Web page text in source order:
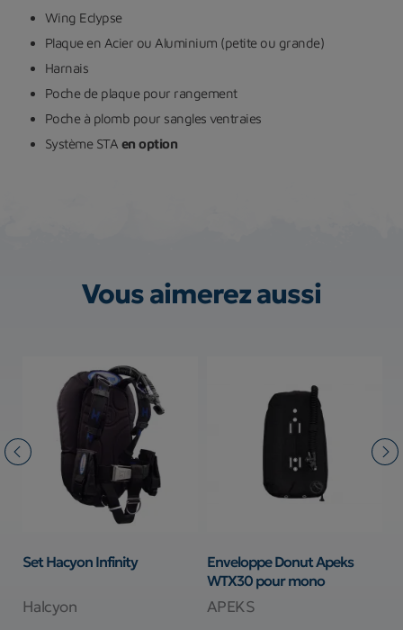
Wing Eclypse
Plaque en Acier ou Aluminium (petite ou grande)
Harnais
Poche de plaque pour rangement
Poche à plomb pour sangles ventraies
Système STA en option
Vous aimerez aussi
Set Hacyon Infinity
Halcyon
Enveloppe Donut Apeks
WTX30 pour mono
APEKS